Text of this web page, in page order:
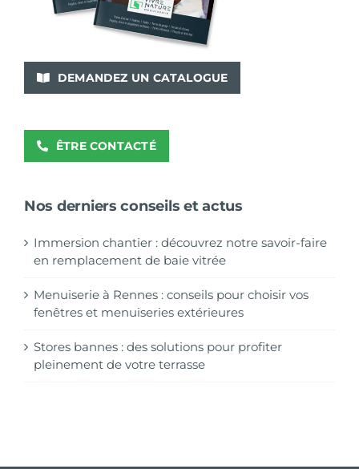
DEMANDEZ UN CATALOGUE
ÊTRE CONTACTÉ
Nos derniers conseils et actus
Immersion chantier : découvrez notre savoir-faire
en remplacement de baie vitrée
Menuiserie à Rennes : conseils pour choisir vos
fenêtres et menuiseries extérieures
Stores bannes : des solutions pour profiter
pleinement de votre terrasse